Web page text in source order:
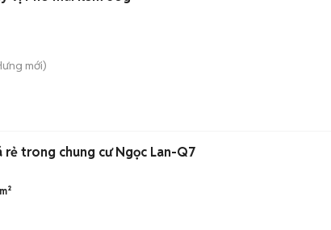
mới)
trong chung cư Ngọc Lan-Q7